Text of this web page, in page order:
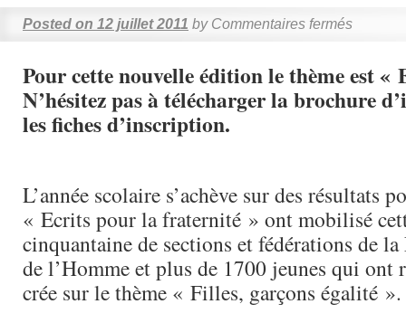
Posted on 12 juillet 2011 by Commentaires fermés
Pour cette nouvelle édition le thème est «
N’hésitez pas à télécharger la brochure
les fiches d’inscription.
L’année scolaire s’achève sur des résultats
« Ecrits pour la fraternité » ont mobilisé
cinquantaine de sections et fédérations de
de l’Homme et plus de 1700 jeunes qui ont
crée sur le thème « Filles, garçons égalité ».